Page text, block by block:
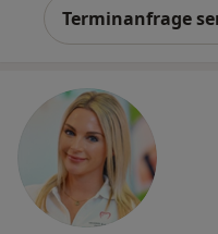
Terminanfrage